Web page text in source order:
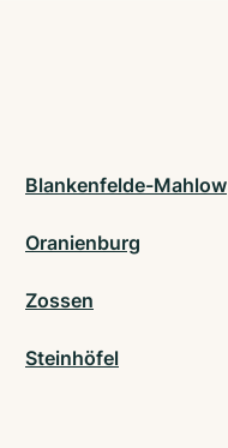
Blankenfelde-Mahlow
Oranienburg
Zossen
Steinhöfel